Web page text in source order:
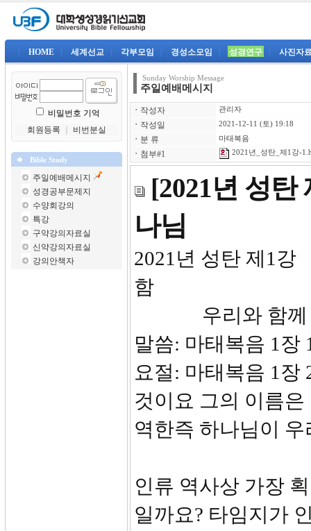
HOME 세계선교 각부모임 경성소모임 성경연구 사진자
비밀번호 기억
회원등록
비번분실
Bible Study
주일예배메시지
성경공부문제지
수양회강의
특강
구약강의자료실
신약강의자료실
강의안책자
Sunday Worship Message
주일예배메시지
ㆍ 작성자 관리자
ㆍ 작성일 2021-12-11 (토) 19:18
ㆍ 분 류 마태복음
ㆍ 첨부#1 2021년_성탄_제1강-
[2021년 성탄
나님
2021년
함
우리와 함께
말씀: 마태복음 1장
요절: 마태복음 1장
것이요 그의 이름
역한즉 하나님이
인류 역사상 가장
일까요? 타임지가